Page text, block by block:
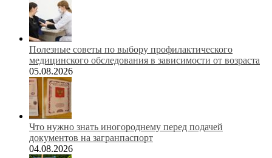
Полезные советы по выбору профилактического
медицинского обследования в зависимости от возраста
05.08.2026
Что нужно знать иногороднему перед подачей
документов на загранпаспорт
04.08.2026